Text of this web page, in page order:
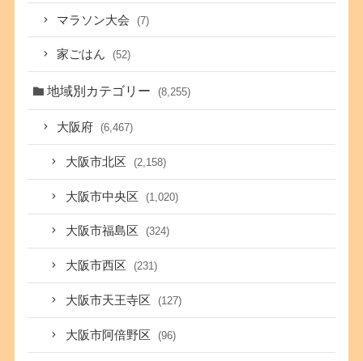
マラソン大会 (7)
家ごはん (52)
地域別カテゴリー (8,255)
大阪府 (6,467)
大阪市北区 (2,158)
大阪市中央区 (1,020)
大阪市福島区 (324)
大阪市西区 (231)
大阪市天王寺区 (127)
大阪市阿倍野区 (96)